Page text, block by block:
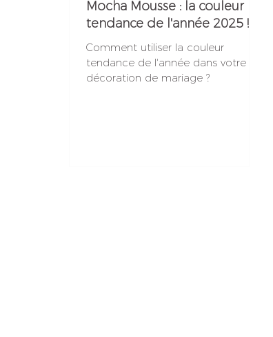
Mocha Mousse : la couleur
tendance de l'année 2025 !
Comment utiliser la couleur
tendance de l'année dans votre
décoration de mariage ?